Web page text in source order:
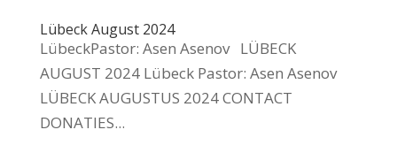
Lübeck August 2024
LübeckPastor: Asen Asenov LÜBECK
AUGUST 2024 Lübeck Pastor: Asen Asenov
LÜBECK AUGUSTUS 2024 CONTACT
DONATIES...